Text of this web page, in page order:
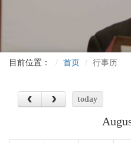
目前位置： 首页 行事历
today